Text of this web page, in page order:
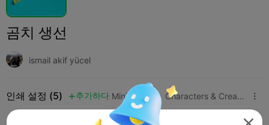
곰치 생선
ismail akif yücel
인쇄 설정 (5)  추가하다 Miniatures  Characters & Creatures 
